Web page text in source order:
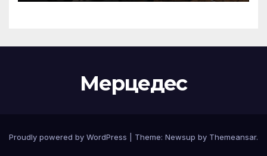
Мерцедес
Proudly powered by WordPress Theme: Newsup by Themeansar.